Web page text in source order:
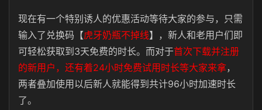
现在有一个特别诱人的优惠活动等待大家的参与，只需
输入了兑换码【虎牙奶瓶不掉线】，新人和老用户们即
可轻松获取到3天免费的时长。而对于首次下载并注册
的新用户，还有着24小时免费试用时长等大家来拿，
两者叠加使用以后新人就能得到共计96小时加速时长
了。